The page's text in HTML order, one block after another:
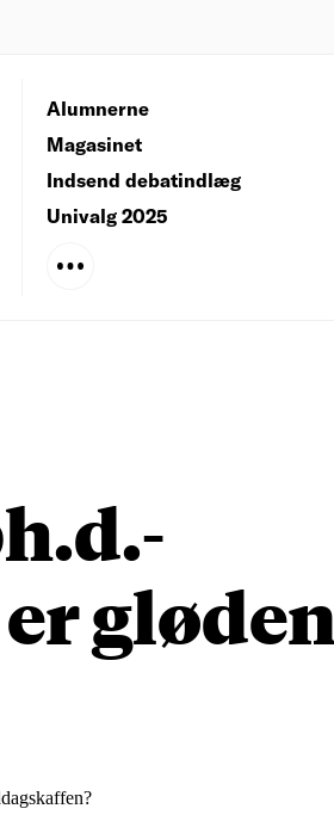
Alumnerne
Magasinet
Indsend debatindlæg
Univalg 2025